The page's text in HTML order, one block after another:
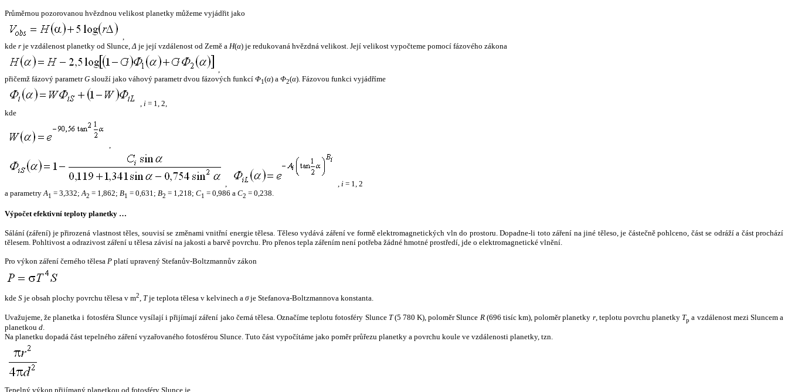
Průměrnou pozorovanou hvězdnou velikost planetky můžeme vyjádřit jako
,
kde r je vzdálenost planetky od Slunce,Δ je její vzdálenost od Země a H(α) je redukovaná hvězdná velikost. Její velikost vypočteme pomocí fázového zákona
,
přičemž fázový parametrG slouží jako váhový parametr dvou fázových funkcí Φ1(α) a Φ2(α). Fázovou funkci vyjádříme
, i = 1, 2,
kde
,
, , i = 1, 2
a parametryA1 = 3,332;A2 = 1,862; B1 = 0,631; B2 = 1,218; C1 = 0,986 a C2 = 0,238.
Výpočet efektivní teploty planetky …
Sálání (záření) je přirozená vlastnost těles, souvisí se změnami vnitřní energie tělesa. Těleso vydává záření ve formě elektromagnetických vln do prostoru. Dopadne-li toto záření na jiné těleso, je částečně pohlceno, část se odráží a část prochází
tělesem. Pohltivost a odrazivost záření u tělesa závisí na jakosti a barvě povrchu. Pro přenos tepla zářením není potřeba žádné hmotné prostředí, jde o elektromagnetické vlnění.
Pro výkon záření černého tělesa P platí upravený Stefanův-Boltzmannův zákon
kde S je obsah plochy povrchu tělesa v m2, Tje teplota tělesa v kelvinech a σje Stefanova-Boltzmannova konstanta.
Uvažujeme, že planetka i fotosféra Slunce vysílají i přijímají záření jako černá tělesa. Označíme teplotu fotosféry Slunce T(5 780 K), poloměr Slunce R(696 tisíc km), poloměr planetky r, teplotu povrchu planetky Tp a vzdálenost mezi Sluncem a
planetkou d.
Na planetku dopadá část tepelného záření vyzařovaného fotosférou Slunce. Tuto část vypočítáme jako poměr průřezu planetky a povrchu koule ve vzdálenosti planetky, tzn.
Tepelný výkon přijímaný planetkou od fotosféry Slunce je